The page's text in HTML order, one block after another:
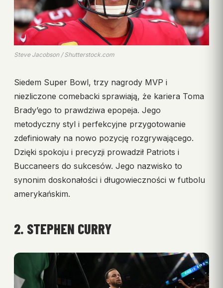
Steve Jacobson / Shutterstock.com
Siedem Super Bowl, trzy nagrody MVP i
niezliczone comebacki sprawiają, że kariera Toma
Brady’ego to prawdziwa epopeja. Jego
metodyczny styl i perfekcyjne przygotowanie
zdefiniowały na nowo pozycję rozgrywającego.
Dzięki spokoju i precyzji prowadził Patriots i
Buccaneers do sukcesów. Jego nazwisko to
synonim doskonałości i długowieczności w futbolu
amerykańskim.
2. STEPHEN CURRY